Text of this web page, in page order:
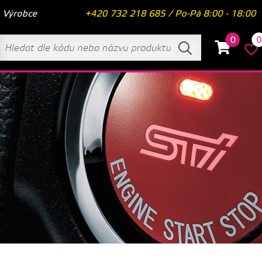
Výrobce +420 732 218 685 / Po-Pá 8:00 - 18:00
0 0